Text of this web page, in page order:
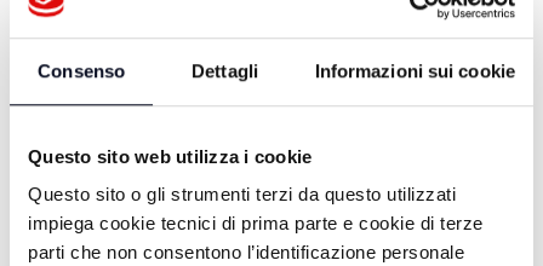
Consenso Dettagli Informazioni sui cookie
Questo sito web utilizza i cookie
Questo sito o gli strumenti terzi da questo utilizzati
impiega cookie tecnici di prima parte e cookie di terze
parti che non consentono l’identificazione personale